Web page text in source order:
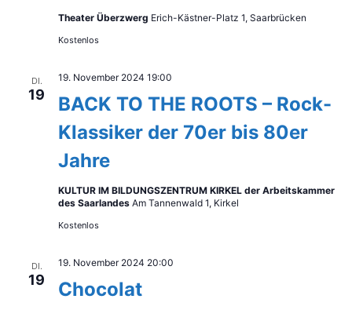
Theater Überzwerg Erich-Kästner-Platz 1, Saarbrücken
Kostenlos
DI.
19
BACK TO THE ROOTS – Rock-
Klassiker der 70er bis 80er
Jahre
19. November 2024 19:00
KULTUR IM BILDUNGSZENTRUM KIRKEL der Arbeitskammer
des Saarlandes Am Tannenwald 1, Kirkel
Kostenlos
DI.
19 Chocolat
19. November 2024 20:00